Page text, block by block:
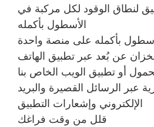
لنطاق الوقود لكل مركبة في
الأسطول بأكمله
بأكمله على منصة واحدة
عن بُعد عبر تطبيق الهاتف
أو تطبيق الويب الخاص بنا
عبر الرسائل القصيرة والبريد
الإلكتروني وإشعارات التطبيق
قلل من وقت فراغك